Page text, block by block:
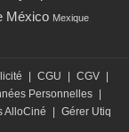
México Mexique
| CGU | CGV |
Personnelles |
AlloCiné | Gérer Utiq